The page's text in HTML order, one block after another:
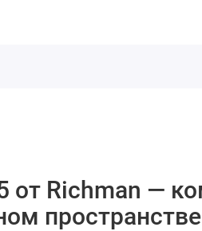
от Richman —
пространстве